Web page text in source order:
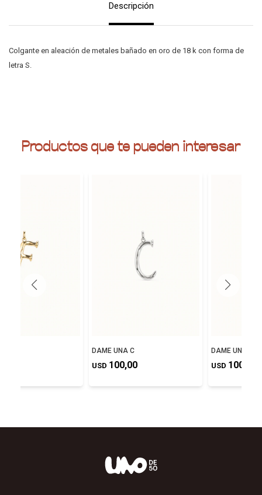
Descripción
Colgante en aleación de metales bañado en oro de 18 k con forma de
letra S.
Productos que te pueden interesar
DAME UNA C
USD 100,00
DAME UNA B
USD 100,00